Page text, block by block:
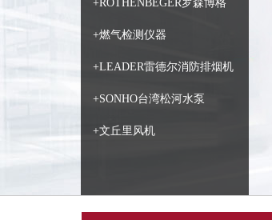
+ROTHENBEGER罗森博格
+燃气检测仪器
+LEADER雷德尔消防排烟机
+SONHO台湾松河水泵
+文丘里风机